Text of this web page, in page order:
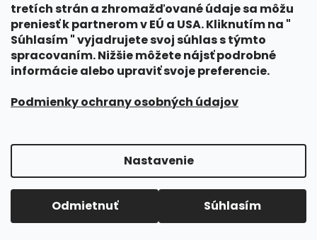
tretích strán a zhromažďované údaje sa môžu
preniesť k partnerom v EÚ a USA. Kliknutím na "
Súhlasím " vyjadrujete svoj súhlas s týmto
spracovaním. Nižšie môžete nájsť podrobné
informácie alebo upraviť svoje preferencie.
Podmienky ochrany osobných údajov
Nastavenie
Odmietnuť Súhlasím
Copyright 2026ŠPIGÚRKOVO. Všetky práva vyhradené.
Upraviť nastavenie cookies